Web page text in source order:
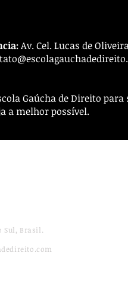
Av. Cel. Lucas de
Gaúcha de Direito
a melhor possível.
Sul, Brasil.